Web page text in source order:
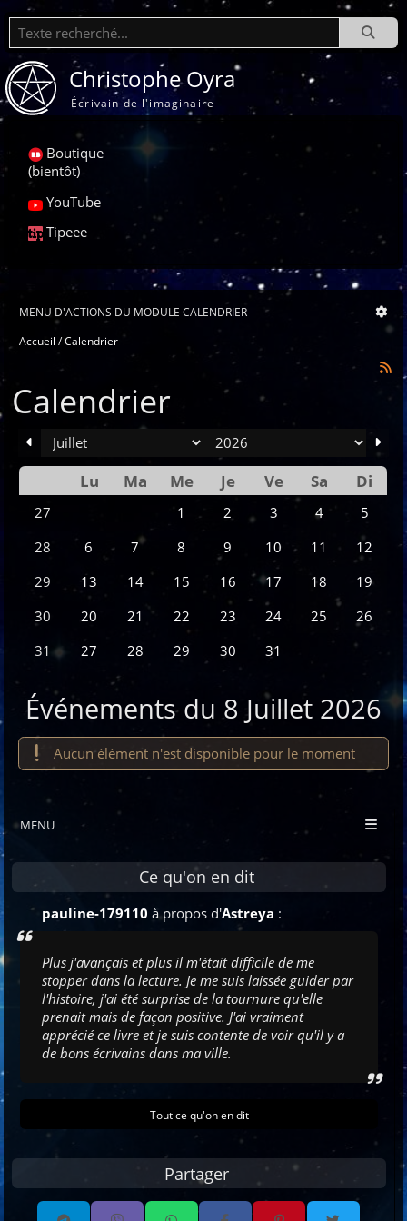
Recherche
Christophe Oyra
Écrivain de l'imaginaire
Boutique
(bientôt)
YouTube
Tipeee
MENU
Ce qu'on en dit
pauline-179110 à propos d'Astreya :
Plus j'avançais et plus il m'était difficile de me
stopper dans la lecture. Je me suis laissée guider par
l'histoire, j'ai été surprise de la tournure qu'elle
prenait mais de façon positive. J'ai vraiment
apprécié ce livre et je suis contente de voir qu'il y a
de bons écrivains dans ma ville.
Tout ce qu'on en dit
Partager
MENU D'ACTIONS DU MODULE CALENDRIER
Accueil Calendrier
Calendrier
Se Lu Ma Me Je Ve Sa Di
27 1 2 3 4
5
28
6 7 8 9 10 11
12
29
13 14 15 16 17 18
19
30
20 21 22 23 24 25
26
31
27 28 29 30 31
Événements du 8 Juillet 2026
Aucun élément n'est disponible pour le moment